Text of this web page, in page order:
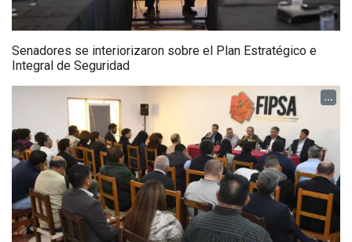
Senadores se interiorizaron sobre el Plan Estratégico e
Integral de Seguridad
...